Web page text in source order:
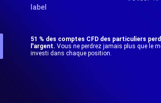
label
51 % des comptes CFD des particuliers
l'argent. Vous ne perdrez jamais plus que le
investi dans chaque position.